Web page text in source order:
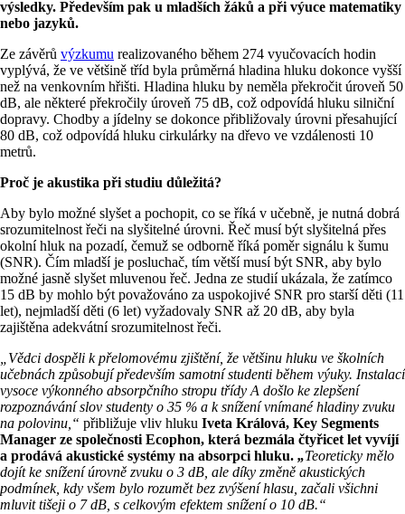
výsledky. Především pak u mladších žáků a při výuce matematiky
nebo jazyků.
Ze závěrů výzkumu realizovaného během 274 vyučovacích hodin
vyplývá, že ve většině tříd byla průměrná hladina hluku dokonce vyšší
než na venkovním hřišti. Hladina hluku by neměla překročit úroveň 50
dB, ale některé překročily úroveň 75 dB, což odpovídá hluku silniční
dopravy. Chodby a jídelny se dokonce přibližovaly úrovni přesahující
80 dB, což odpovídá hluku cirkulárky na dřevo ve vzdálenosti 10
metrů.
Proč je akustika při studiu důležitá?
Aby bylo možné slyšet a pochopit, co se říká v učebně, je nutná dobrá
srozumitelnost řeči na slyšitelné úrovni. Řeč musí být slyšitelná přes
okolní hluk na pozadí, čemuž se odborně říká poměr signálu k šumu
(SNR). Čím mladší je posluchač, tím větší musí být SNR, aby bylo
možné jasně slyšet mluvenou řeč. Jedna ze studií ukázala, že zatímco
15 dB by mohlo být považováno za uspokojivé SNR pro starší děti (11
let), nejmladší děti (6 let) vyžadovaly SNR až 20 dB, aby byla
zajištěna adekvátní srozumitelnost řeči.
„Vědci dospěli k přelomovému zjištění, že většinu hluku ve školních
učebnách způsobují především samotní studenti během výuky. Instalací
vysoce výkonného absorpčního stropu třídy A došlo ke zlepšení
rozpoznávání slov studenty o 35 % a k snížení vnímané hladiny zvuku
na polovinu,“ přibližuje vliv hluku Iveta Králová, Key Segments
Manager ze společnosti Ecophon, která bezmála čtyřicet let vyvíjí
a prodává akustické systémy na absorpci hluku. „Teoreticky mělo
dojít ke sníženíúrovně zvuku o 3 dB, ale díky změně akustických
podmínek, kdy všem bylo rozumět bez zvýšení hlasu, začali všichni
mluvit tišeji o 7 dB, s celkovým efektem snížení o 10 dB.“